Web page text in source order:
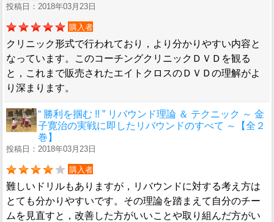
投稿日：2018年03月23日
購入者
クリニック形式で行われており，より分かりやすい内容と
なっています。このコーチングクリニックＤＶＤを観る
と，これまで販売されたエイトクロスのＤＶＤの理解がよ
り深まります。
“ 勝利を掴む !! ” リバウンド理論 ＆ テクニック ～ 金
子寛治の実戦に即したリバウンドのすべて ～【全２
巻】
投稿日：2018年03月23日
購入者
難しいドリルもありますが，リバウンドに対する考え方は
とても分かりやすいです。その理論を踏まえて自分のチー
ムを見直すと，改善した方がいいことや取り組んだ方がい